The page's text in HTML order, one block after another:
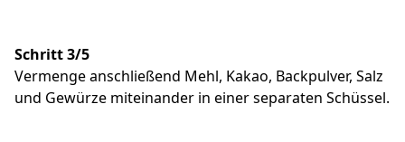
Schritt 3/5
Vermenge anschließend Mehl, Kakao, Backpulver, Salz
und Gewürze miteinander in einer separaten Schüssel.